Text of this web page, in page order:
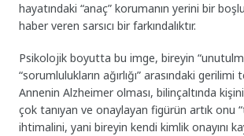
hayatındaki “anaç” korumanın yerini bir
haber veren sarsıcı bir farkındalıktır.
Psikolojik boyutta bu imge, bireyin
“sorumlulukların ağırlığı” arasındaki gerilimi
Annenin Alzheimer olması, bilinçaltında
çok tanıyan ve onaylayan figürün artık onu
ihtimalini, yani bireyin kendi kimlik onayını